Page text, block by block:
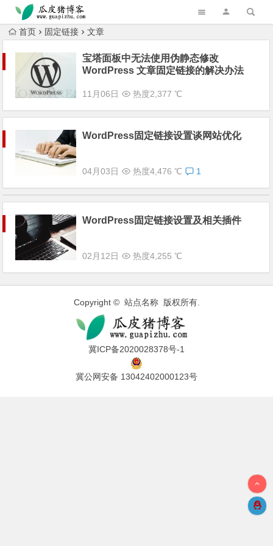
跳转到主内容
首页 固定链接 文章
宝塔面板中无法使用伪静态修改
WordPress 文章固定链接的解决办法
11月06日 热度2,377 ℃
WordPress固定链接设置谈网站优化
04月03日 热度4,476 ℃ 1
WordPress固定链接设置及相关插件
02月12日 热度4,255 ℃
Copyright © 站点名称 版权所有.
冀ICP备2020028378号-1
冀公网安备 13042402000123号